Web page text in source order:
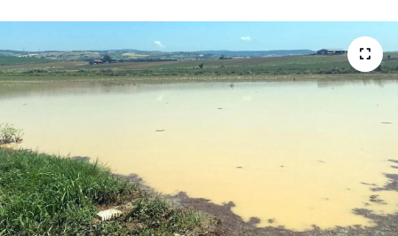
Sağlık
Teknoloji
Yazarlar